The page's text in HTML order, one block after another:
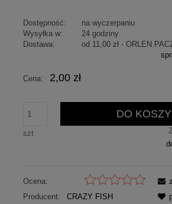
Dostępność:
na wyczerpaniu
Wysyłka w:
24 godziny
Dostawa:
od 11,00 zł - ORLEN
Cena nie zawiera ewentualnych
Cena: 2,00 zł
szt
DO
Ocena:
Producent:
CRAZY FISH